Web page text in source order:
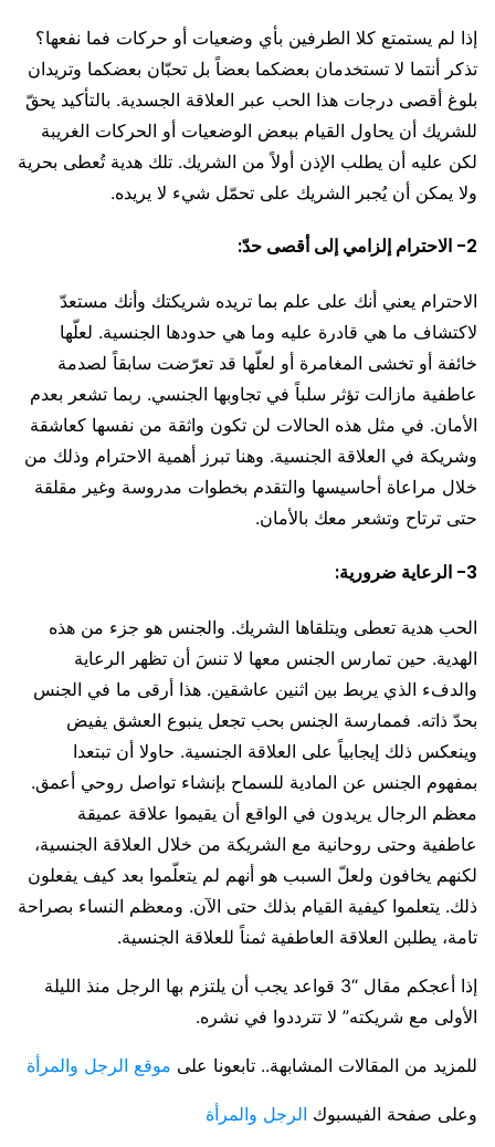
إذا لم يستمتع كلا الطرفين بأي وضعيات أو حركات فما نفعها؟
تذكر أنتما لا تستخدمان بعضكما بعضاً بل تحبّان بعضكما وتريدان
بلوغ أقصى درجات هذا الحب عبر العلاقة الجسدية. بالتأكيد يحقّ
للشريك أن يحاول القيام ببعض الوضعيات أو الحركات الغريبة
لكن عليه أن يطلب الإذن أولاً من الشريك. تلك هدية تُعطى بحرية
ولا يمكن أن يُجبر الشريك على تحمّل شيء لا يريده.
2- الاحترام إلزامي إلى أقصى حدّ:
الاحترام يعني أنك على علم بما تريده شريكتك وأنك مستعدّ
لاكتشاف ما هي قادرة عليه وما هي حدودها الجنسية. لعلّها
خائفة أو تخشى المغامرة أو لعلّها قد تعرّضت سابقاً لصدمة
عاطفية مازالت تؤثر سلباً في تجاوبها الجنسي. ربما تشعر بعدم
الأمان. في مثل هذه الحالات لن تكون واثقة من نفسها كعاشقة
وشريكة في العلاقة الجنسية. وهنا تبرز أهمية الاحترام وذلك من
خلال مراعاة أحاسيسها والتقدم بخطوات مدروسة وغير مقلقة
حتى ترتاح وتشعر معك بالأمان.
3- الرعاية ضرورية:
الحب هدية تعطى ويتلقاها الشريك. والجنس هو جزء من هذه
الهدية. حين تمارس الجنس معها لا تنسَ أن تظهر الرعاية
والدفء الذي يربط بين اثنين عاشقين. هذا أرقى ما في الجنس
بحدّ ذاته. فممارسة الجنس بحب تجعل ينبوع العشق يفيض
وينعكس ذلك إيجابياً على العلاقة الجنسية. حاولا أن تبتعدا
بمفهوم الجنس عن المادية للسماح بإنشاء تواصل روحي أعمق.
معظم الرجال يريدون في الواقع أن يقيموا علاقة عميقة
عاطفية وحتى روحانية مع الشريكة من خلال العلاقة الجنسية،
لكنهم يخافون ولعلّ السبب هو أنهم لم يتعلّموا بعد كيف يفعلون
ذلك. يتعلموا كيفية القيام بذلك حتى الآن. ومعظم النساء بصراحة
تامة، يطلبن العلاقة العاطفية ثمناً للعلاقة الجنسية.
إذا أعجكم مقال “3 قواعد يجب أن يلتزم بها الرجل منذ الليلة
الأولى مع شريكته” لا تترددوا في نشره.
للمزيد من المقالات المشابهة.. تابعونا على موقع الرجل والمرأة
وعلى صفحة الفيسبوك الرجل والمرأة